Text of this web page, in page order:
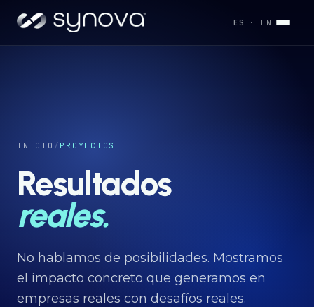
ES · EN
Industrias
Desarrollos
Capacidades→
INICIO / PROYECTOS
Resultados
reales.
No hablamos de posibilidades. Mostramos
el impacto concreto que generamos en
empresas reales con desafíos reales.